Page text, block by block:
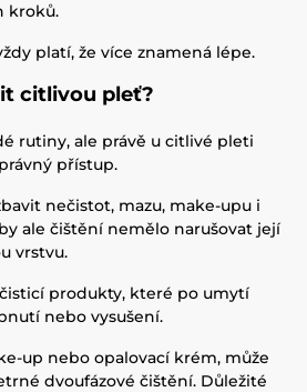
kroků.
platí, že více znamená lépe.
citlivou pleť?
rutiny, ale právě u citlivé pleti
přístup.
nečistot, mazu, make-upu i
ale čištění nemělo narušovat její
vrstvu.
produkty, které po umytí
nebo vysušení.
up nebo opalovací krém, může
dvoufázové čištění. Důležité